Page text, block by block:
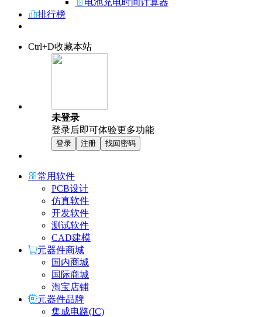
电池充电时间计算器
排行榜
Ctrl+D收藏本站
未登录
登录后即可体验更多功能
登录 注册 找回密码
常用软件
PCB设计
仿真软件
开发软件
测试软件
CAD建模
元器件商城
国内商城
国际商城
淘宝店铺
元器件品牌
集成电路(IC)